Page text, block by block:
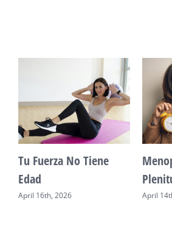
Vitalidad: Agua y
descanso
April 12th, 2026
Real
April